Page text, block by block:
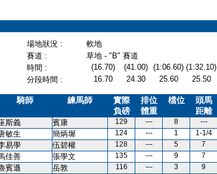
場地狀況 :
軟地
賽道 :
草地 - "B" 賽道
時間 : (16.70) (41.00) (1:06.60) (1:32.10)
分段時間 :
16.70 24.30 25.60 25.50
騎師 練馬師
實際
負磅
排位
體重
檔位
頭馬
距離
斯義 賓康 129 --- 8 ---
敏生 簡炳墀 124 --- 1 1-1/4
易學 伍碧權 128 --- 5 7
佳善 張學文 135 --- 9 7
賓遜 岳敦 116 --- 3 9